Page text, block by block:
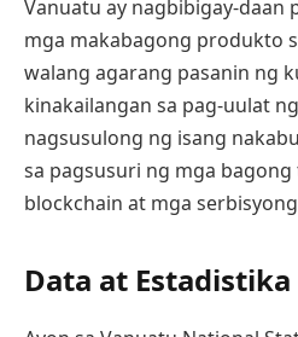
Vanuatu ay nagbibigay-daan
mga makabagong produkto
walang agarang pasanin ng
kinakailangan sa pag-uulat
nagsusulong ng isang
sa pagsusuri ng mga
blockchain at mga
Data at Estadistika